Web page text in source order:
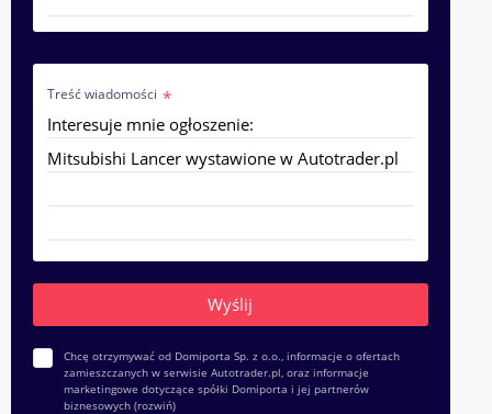
Treść wiadomości
Chcę otrzymywać od Domiporta Sp. z o.o., informacje o ofertach
zamieszczanych w serwisie Autotrader.pl, oraz informacje
marketingowe dotyczące spółki Domiporta i jej partnerów
biznesowych (rozwiń)